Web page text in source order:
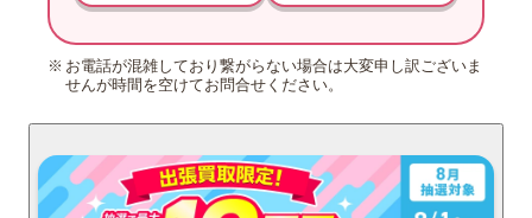
お電話が混雑しており繋がらない場合は大変申し訳ございま
せんが時間を空けてお問合せください。